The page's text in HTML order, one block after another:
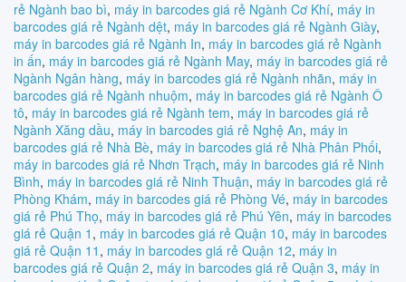
rẻ Ngành bao bì, máy in barcodes giá rẻ Ngành Cơ Khí, máy in
barcodes giá rẻ Ngành dệt, máy in barcodes giá rẻ Ngành Giày,
máy in barcodes giá rẻ Ngành In, máy in barcodes giá rẻ Ngành
in ấn, máy in barcodes giá rẻ Ngành May, máy in barcodes giá rẻ
Ngành Ngân hàng, máy in barcodes giá rẻ Ngành nhãn, máy in
barcodes giá rẻ Ngành nhuộm, máy in barcodes giá rẻ Ngành Ô
tô, máy in barcodes giá rẻ Ngành tem, máy in barcodes giá rẻ
Ngành Xăng dầu, máy in barcodes giá rẻ Nghệ An, máy in
barcodes giá rẻ Nhà Bè, máy in barcodes giá rẻ Nhà Phân Phối,
máy in barcodes giá rẻ Nhơn Trạch, máy in barcodes giá rẻ Ninh
Bình, máy in barcodes giá rẻ Ninh Thuận, máy in barcodes giá rẻ
Phòng Khám, máy in barcodes giá rẻ Phòng Vé, máy in barcodes
giá rẻ Phú Thọ, máy in barcodes giá rẻ Phú Yên, máy in barcodes
giá rẻ Quận 1 , máy in barcodes giá rẻ Quận 10, máy in barcodes
giá rẻ Quận 11 , máy in barcodes giá rẻ Quận 12, máy in
barcodes giá rẻ Quận 2, máy in barcodes giá rẻ Quận 3, máy in